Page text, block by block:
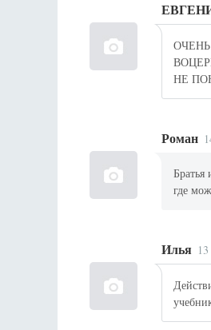
НЕ
Роман
Братья
где
Илья